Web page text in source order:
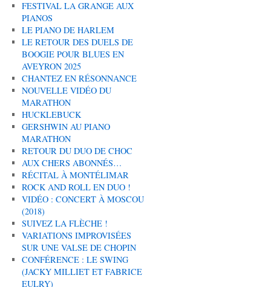
FESTIVAL LA GRANGE AUX
PIANOS
LE PIANO DE HARLEM
LE RETOUR DES DUELS DE
BOOGIE POUR BLUES EN
AVEYRON 2025
CHANTEZ EN RÉSONNANCE
NOUVELLE VIDÉO DU
MARATHON
HUCKLEBUCK
GERSHWIN AU PIANO
MARATHON
RETOUR DU DUO DE CHOC
AUX CHERS ABONNÉS…
RÉCITAL À MONTÉLIMAR
ROCK AND ROLL EN DUO !
VIDÉO : CONCERT À MOSCOU
(2018)
SUIVEZ LA FLÈCHE !
VARIATIONS IMPROVISÉES
SUR UNE VALSE DE CHOPIN
CONFÉRENCE : LE SWING
(JACKY MILLIET ET FABRICE
EULRY)